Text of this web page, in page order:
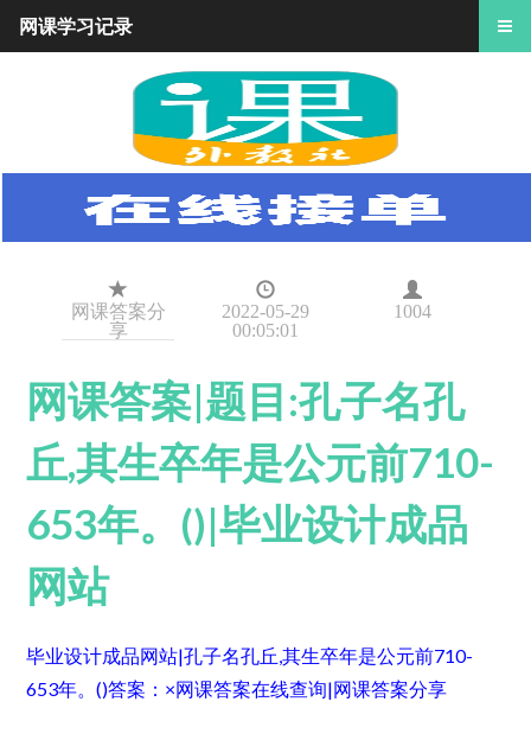
网课答案分
享
2022-05-29
00:05:01
1004
网课答案|题目:孔子名孔
丘,其生卒年是公元前710-
653年。()|毕业设计成品
网站
毕业设计成品网站|孔子名孔丘,其生卒年是公元前710-
653年。()答案：×网课答案在线查询|网课答案分享
网课学习记录